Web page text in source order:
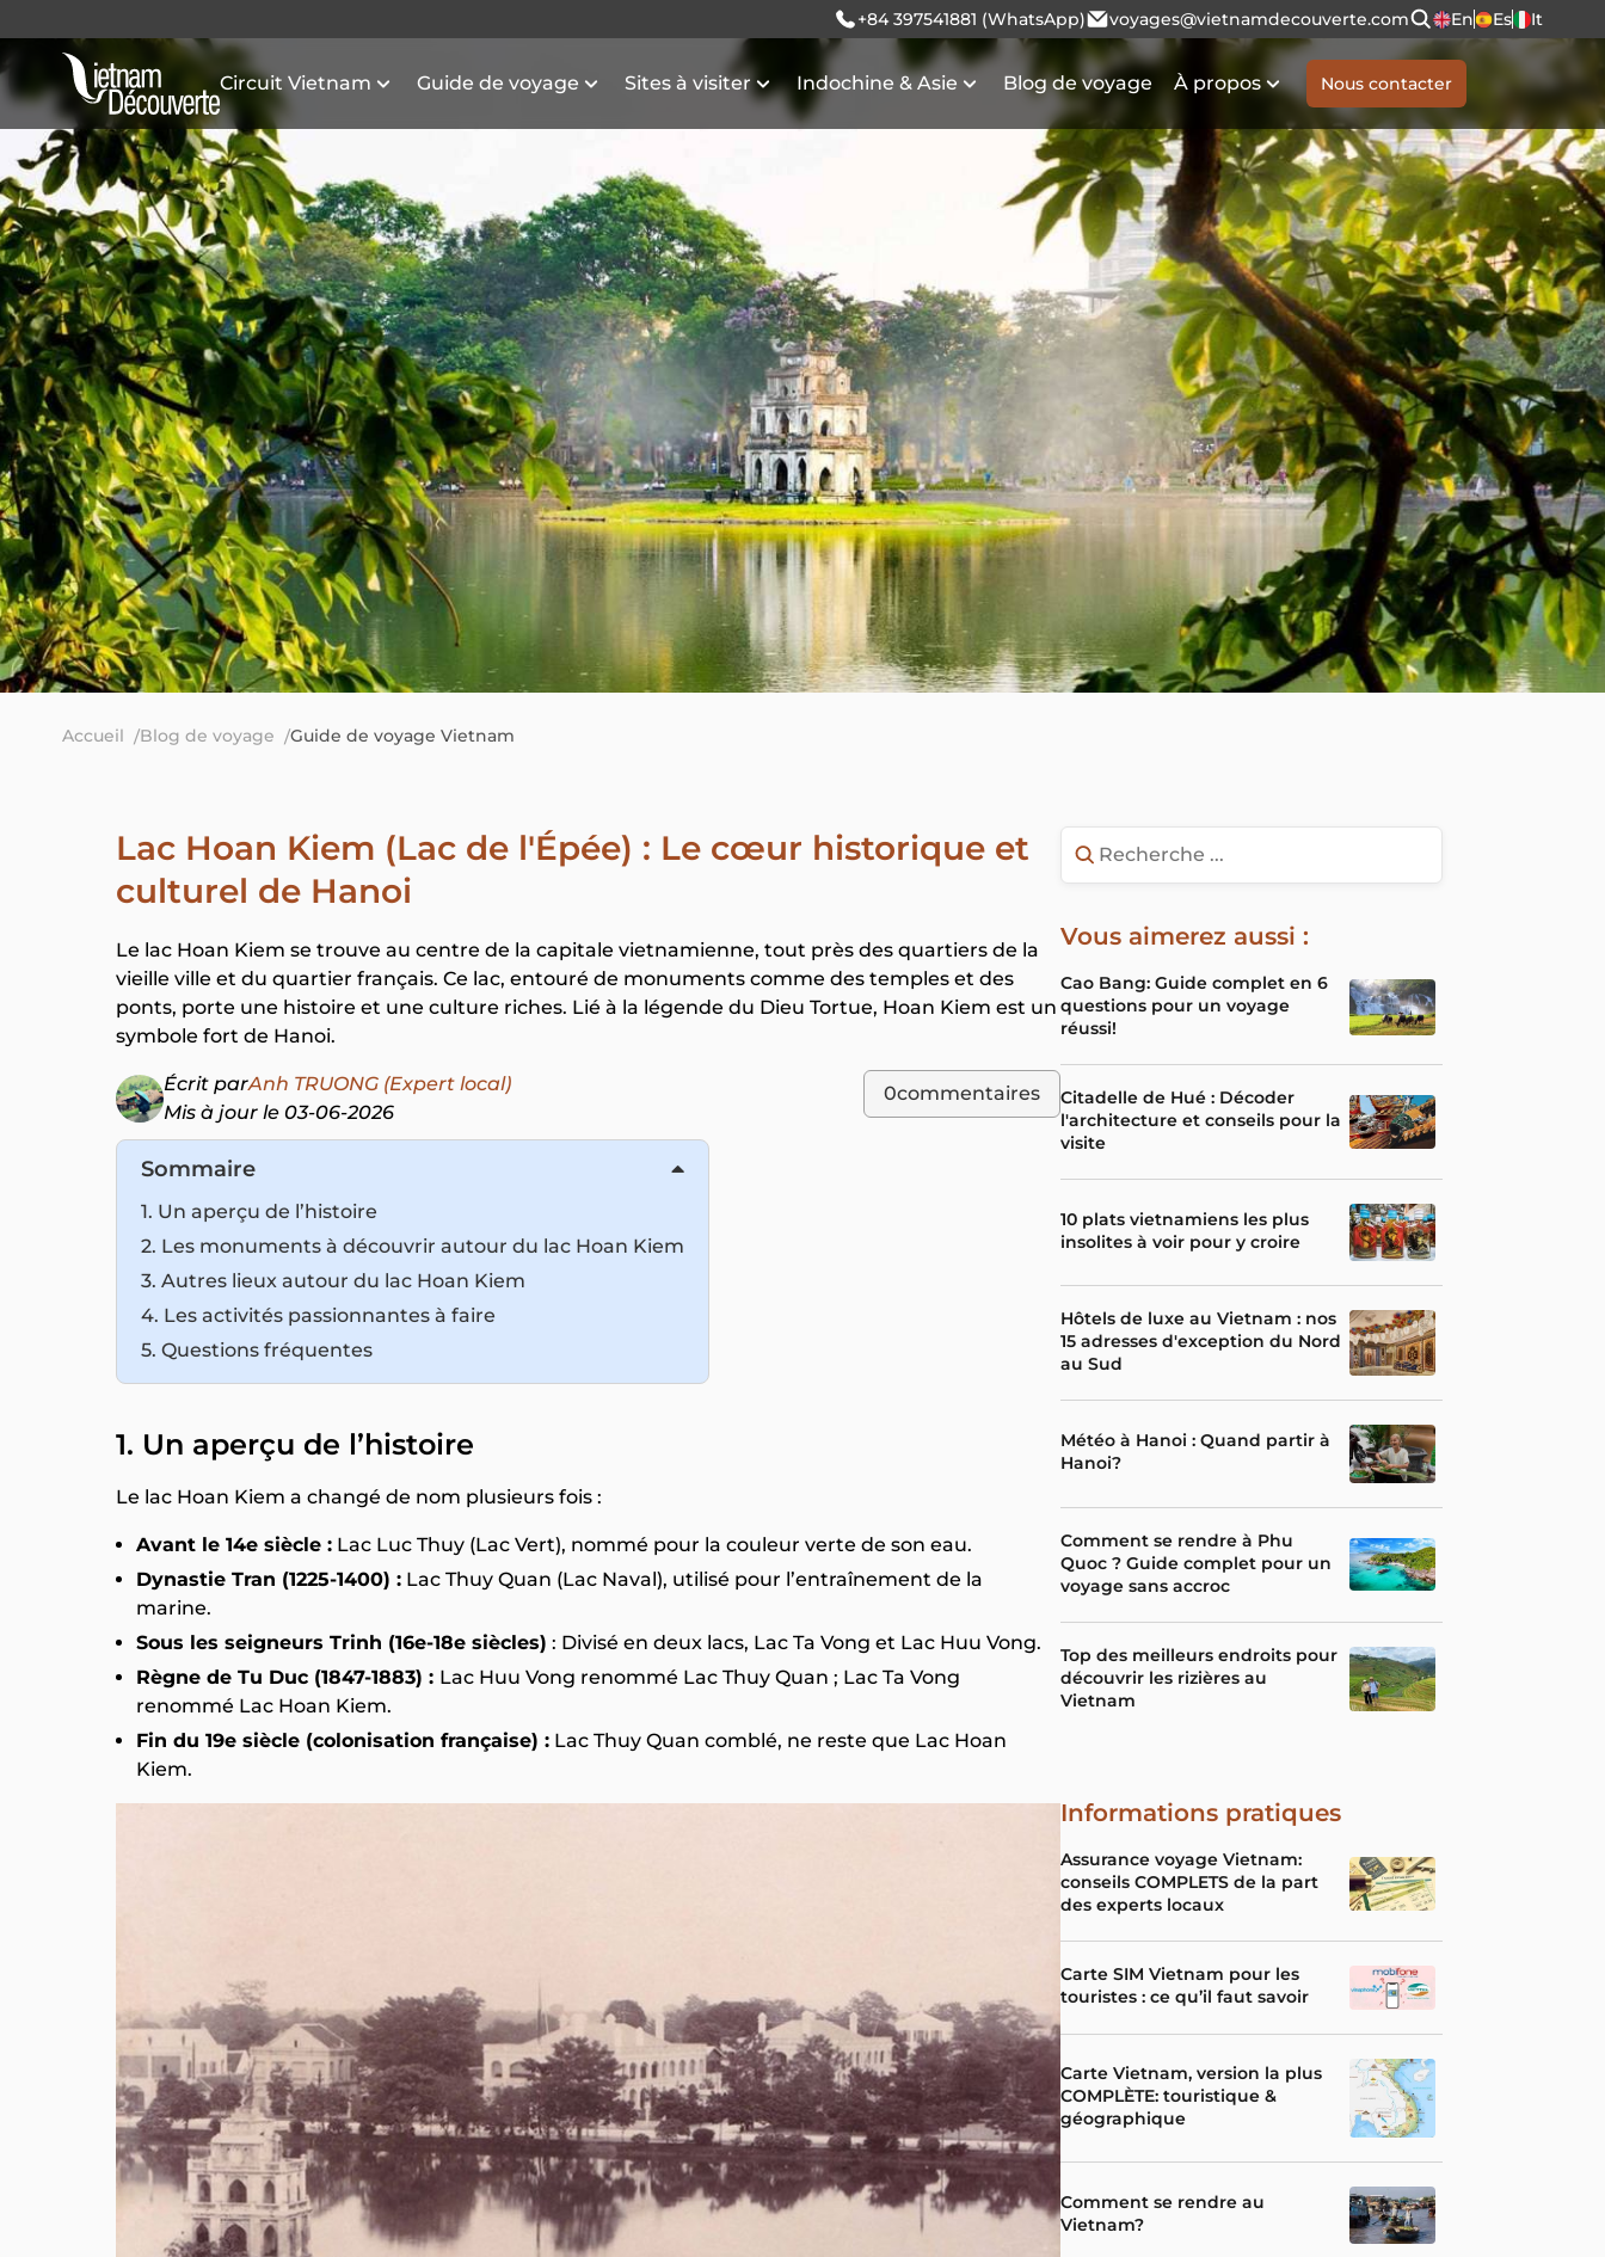
+84 397541881 (WhatsApp) voyages@vietnamdecouverte.com En Es It
Circuit Vietnam Guide de voyage Sites à visiter Indochine & Asie Blog de voyage À propos Nous contacter
Accueil Blog de voyage Guide de voyage Vietnam
Lac Hoan Kiem (Lac de l'Épée) : Le cœur historique et
culturel de Hanoi
Le lac Hoan Kiem se trouve au centre de la capitale vietnamienne, tout près des quartiers de la
vieille ville et du quartier français. Ce lac, entouré de monuments comme des temples et des
ponts, porte une histoire et une culture riches. Lié à la légende du Dieu Tortue, Hoan Kiem est un
symbole fort de Hanoi.
Écrit parAnh TRUONG (Expert local)
Mis à jour le 03-06-2026
0commentaires
Sommaire
1. Un aperçu de l’histoire
2. Les monuments à découvrir autour du lac Hoan Kiem
3. Autres lieux autour du lac Hoan Kiem
4. Les activités passionnantes à faire
5. Questions fréquentes
1. Un aperçu de l’histoire
Le lac Hoan Kiem a changé de nom plusieurs fois :
Avant le 14e siècle : Lac Luc Thuy (Lac Vert), nommé pour la couleur verte de son eau.
Dynastie Tran (1225-1400) : Lac Thuy Quan (Lac Naval), utilisé pour l’entraînement de la
marine.
Sous les seigneurs Trinh (16e-18e siècles) : Divisé en deux lacs, Lac Ta Vong et Lac Huu Vong.
Règne de Tu Duc (1847-1883) : Lac Huu Vong renommé Lac Thuy Quan ; Lac Ta Vong
renommé Lac Hoan Kiem.
Fin du 19e siècle (colonisation française) : Lac Thuy Quan comblé, ne reste que Lac Hoan
Kiem.
Vous aimerez aussi :
Cao Bang: Guide complet en 6
questions pour un voyage
réussi!
Citadelle de Hué : Décoder
l'architecture et conseils pour la
visite
10 plats vietnamiens les plus
insolites à voir pour y croire
Hôtels de luxe au Vietnam : nos
15 adresses d'exception du Nord
au Sud
Météo à Hanoi : Quand partir à
Hanoi?
Comment se rendre à Phu
Quoc ? Guide complet pour un
voyage sans accroc
Top des meilleurs endroits pour
découvrir les rizières au
Vietnam
Informations pratiques
Assurance voyage Vietnam:
conseils COMPLETS de la part
des experts locaux
Carte SIM Vietnam pour les
touristes : ce qu’il faut savoir
Carte Vietnam, version la plus
COMPLÈTE: touristique &
géographique
Comment se rendre au
Vietnam?